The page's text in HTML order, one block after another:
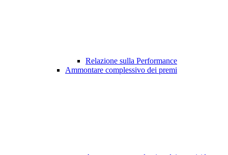
Relazione sulla Performance
Ammontare complessivo dei premi